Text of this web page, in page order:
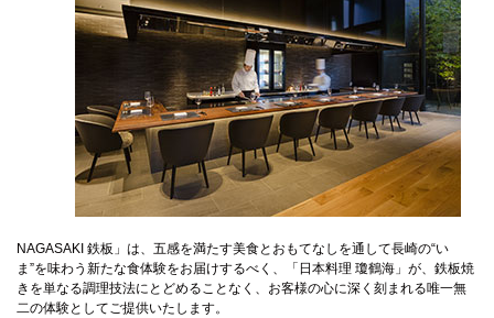
NAGASAKI 鉄板」は、五感を満たす美食とおもてなしを通して長崎の“い
ま”を味わう新たな食体験をお届けするべく、「日本料理 瓊鶴海」が、鉄板焼
きを単なる調理技法にとどめることなく、お客様の心に深く刻まれる唯一無
二の体験としてご提供いたします。